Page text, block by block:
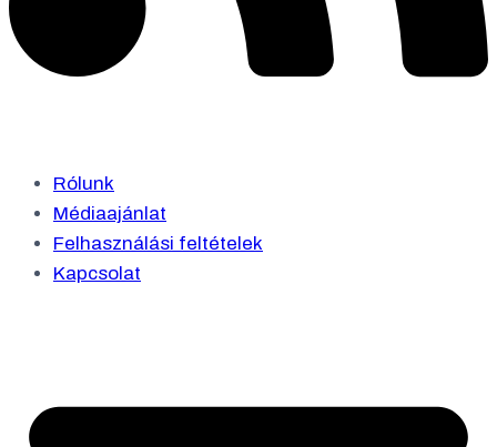
Rólunk
Médiaajánlat
Felhasználási feltételek
Kapcsolat